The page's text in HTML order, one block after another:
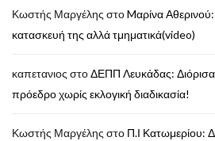
Κωστής Μαργέλης στοMαρίνα
κατασκευή της αλλά τμηματικά(video)
καπετανιος στοΔΕΠΠ Λευκάδας:
πρόεδρο χωρίς εκλογική διαδικασία!
Κωστής Μαργέλης στο Π.Ι Κατωμερίου: